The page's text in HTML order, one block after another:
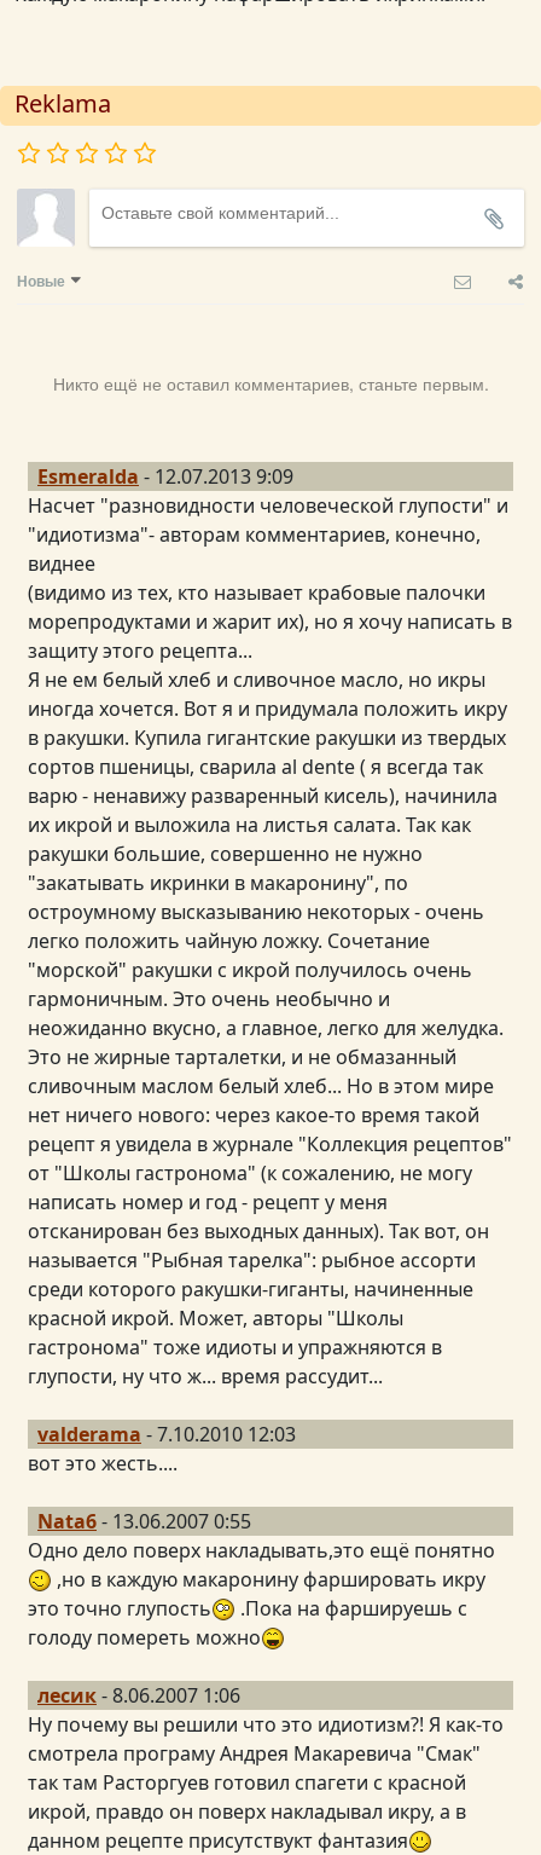
Reklama
Новые
Никто ещё не оставил комментариев, станьте первым.
Esmeralda - 12.07.2013 9:09
Насчет "разновидности человеческой глупости" и
"идиотизма"- авторам комментариев, конечно,
виднее
(видимо из тех, кто называет крабовые палочки
морепродуктами и жарит их), но я хочу написать в
защиту этого рецепта...
Я не ем белый хлеб и сливочное масло, но икры
иногда хочется. Вот я и придумала положить икру
в ракушки. Купила гигантские ракушки из твердых
сортов пшеницы, сварила al dente ( я всегда так
варю - ненавижу разваренный кисель), начинила
их икрой и выложила на листья салата. Так как
ракушки большие, совершенно не нужно
"закатывать икринки в макаронину", по
остроумному высказыванию некоторых - очень
легко положить чайную ложку. Сочетание
"морской" ракушки с икрой получилось очень
гармоничным. Это очень необычно и
неожиданно вкусно, а главное, легко для желудка.
Это не жирные тарталетки, и не обмазанный
сливочным маслом белый хлеб... Но в этом мире
нет ничего нового: через какое-то время такой
рецепт я увидела в журнале "Коллекция рецептов"
от "Школы гастронома" (к сожалению, не могу
написать номер и год - рецепт у меня
отсканирован без выходных данных). Так вот, он
называется "Рыбная тарелка": рыбное ассорти
среди которого ракушки-гиганты, начиненные
красной икрой. Может, авторы "Школы
гастронома" тоже идиоты и упражняются в
глупости, ну что ж... время рассудит...
valderama - 7.10.2010 12:03
вот это жесть....
Nata6- 13.06.2007 0:55
Одно дело поверх накладывать,это ещё понятно
,но в каждую макаронину фаршировать икру
это точно глупость
.Пока на фаршируешь с
голоду помереть можно
лесик- 8.06.2007 1:06
Ну почему вы решили что это идиотизм?! Я как-то
смотрела програму Андрея Макаревича "Смак"
так там Расторгуев готовил спагети с красной
икрой, правдо он поверх накладывал икру, а в
данном рецепте присутствукт фантазия